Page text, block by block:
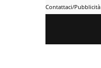
Contattaci/Pubblicità